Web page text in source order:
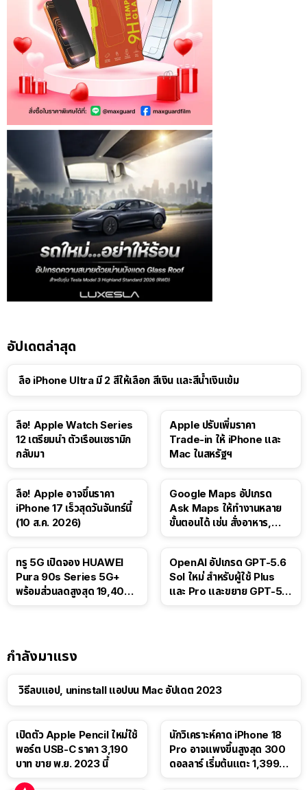
อัปเดตล่าสุด
ลือ iPhone Ultra มี 2 สีให้เลือก สีเงิน และสีน้ำเงินเข้ม
ลือ! Apple Watch Series
12 เตรียมนำ ตัวเรือนเซรามิก
กลับมา
Apple ปรับเพิ่มราคา
Trade-in ให้ iPhone และ
Mac ในสหรัฐฯ
ลือ! Apple อาจขึ้นราคา
iPhone 17 เร็วสุดวันจันทร์นี้
(10 ส.ค. 2026)
Google Maps อัปเกรด
Ask Maps ให้ทำงานหลาย
ขั้นตอนได้ เช่น สั่งอาหาร,
ทรู 5G เปิดจอง HUAWEI
Pura 90s Series 5G+
พร้อมส่วนลดสูงสุด 19,400
OpenAI อัปเกรด GPT-5.6
Sol ใหม่ สำหรับผู้ใช้ Plus
และ Pro และขยาย GPT-5.6
กำลังมาแรง
วิธีลบแอป, uninstall แอปบน Mac อัปเดต 2023
เปิดตัว Apple Pencil ใหม่ใช้
พอร์ต USB-C ราคา 3,190
บาท ขาย พ.ย. 2023 นี้
นักวิเคราะห์คาด iPhone 18
Pro อาจแพงขึ้นสูงสุด 300
ดอลลาร์ เริ่มต้นแตะ 1,399